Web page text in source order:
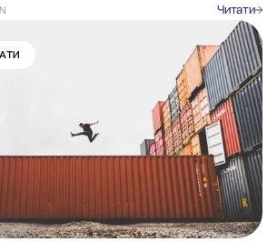
Читати